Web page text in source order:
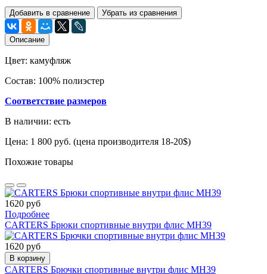
Добавить в сравнение Убрать из сравнения
Описание
Цвет: камуфляж
Состав: 100% полиэстер
Соответствие размеров
В наличии: есть
Цена: 1 800 руб. (цена производителя 18-20$)
Похожие товары
1620 руб
Подробнее
CARTERS Брюки спортивные внутри флис МН39
1620 руб
В корзину
CARTERS Брючки спортивные внутри флис МН39